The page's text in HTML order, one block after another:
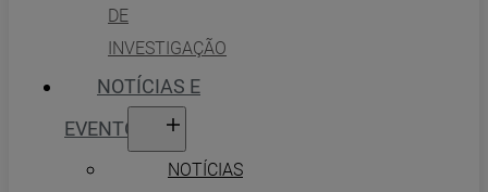
DE
INVESTIGAÇÃO
NOTÍCIAS E
EVENTOS
NOTÍCIAS